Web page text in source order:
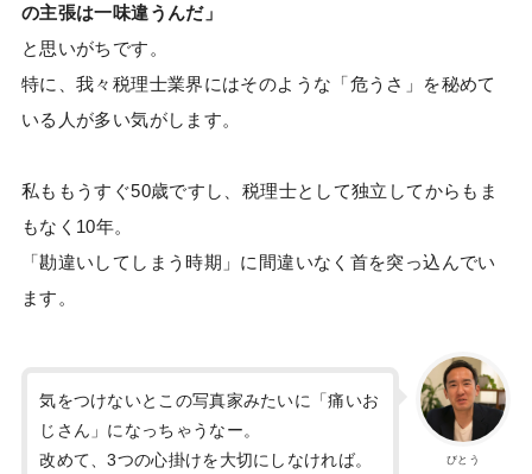
の主張は一味違うんだ」
と思いがちです。
特に、我々税理士業界にはそのような「危うさ」を秘めて
いる人が多い気がします。
私ももうすぐ50歳ですし、税理士として独立してからもま
もなく10年。
「勘違いしてしまう時期」に間違いなく首を突っ込んでい
ます。
びとう
気をつけないとこの写真家みたいに「痛いお
じさん」になっちゃうなー。
改めて、3つの心掛けを大切にしなければ。